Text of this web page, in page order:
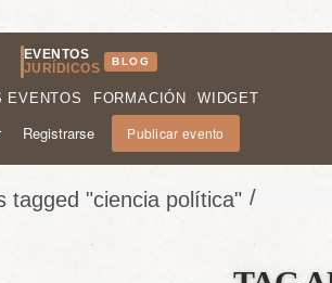
EVENTOS
JURÍDICOS
BLOG
EVENTOS FORMACIÓN WIDGET
Registrarse Publicar evento
/
tagged "ciencia política"